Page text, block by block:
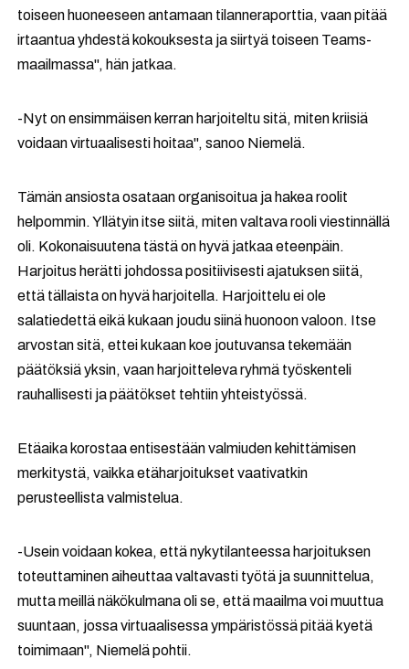
toiseen huoneeseen antamaan tilanneraporttia, vaan pitää
irtaantua yhdestä kokouksesta ja siirtyä toiseen Teams-
maailmassa", hän jatkaa.
-Nyt on ensimmäisen kerran harjoiteltu sitä, miten kriisiä
voidaan virtuaalisesti hoitaa", sanoo Niemelä.
Tämän ansiosta osataan organisoitua ja hakea roolit
helpommin. Yllätyin itse siitä, miten valtava rooli viestinnällä
oli. Kokonaisuutena tästä on hyvä jatkaa eteenpäin.
Harjoitus herätti johdossa positiivisesti ajatuksen siitä,
että tällaista on hyvä harjoitella. Harjoittelu ei ole
salatiedettä eikä kukaan joudu siinä huonoon valoon. Itse
arvostan sitä, ettei kukaan koe joutuvansa tekemään
päätöksiä yksin, vaan harjoitteleva ryhmä työskenteli
rauhallisesti ja päätökset tehtiin yhteistyössä.
Etäaika korostaa entisestään valmiuden kehittämisen
merkitystä, vaikka etäharjoitukset vaativatkin
perusteellista valmistelua.
-Usein voidaan kokea, että nykytilanteessa harjoituksen
toteuttaminen aiheuttaa valtavasti työtä ja suunnittelua,
mutta meillä näkökulmana oli se, että maailma voi muuttua
suuntaan, jossa virtuaalisessa ympäristössä pitää kyetä
toimimaan", Niemelä pohtii.